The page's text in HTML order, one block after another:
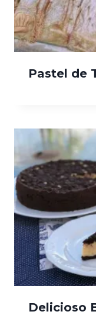
Pastel de
Delicioso